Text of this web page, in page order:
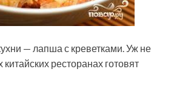
— лапша с креветками. Уж не
ресторанах готовят